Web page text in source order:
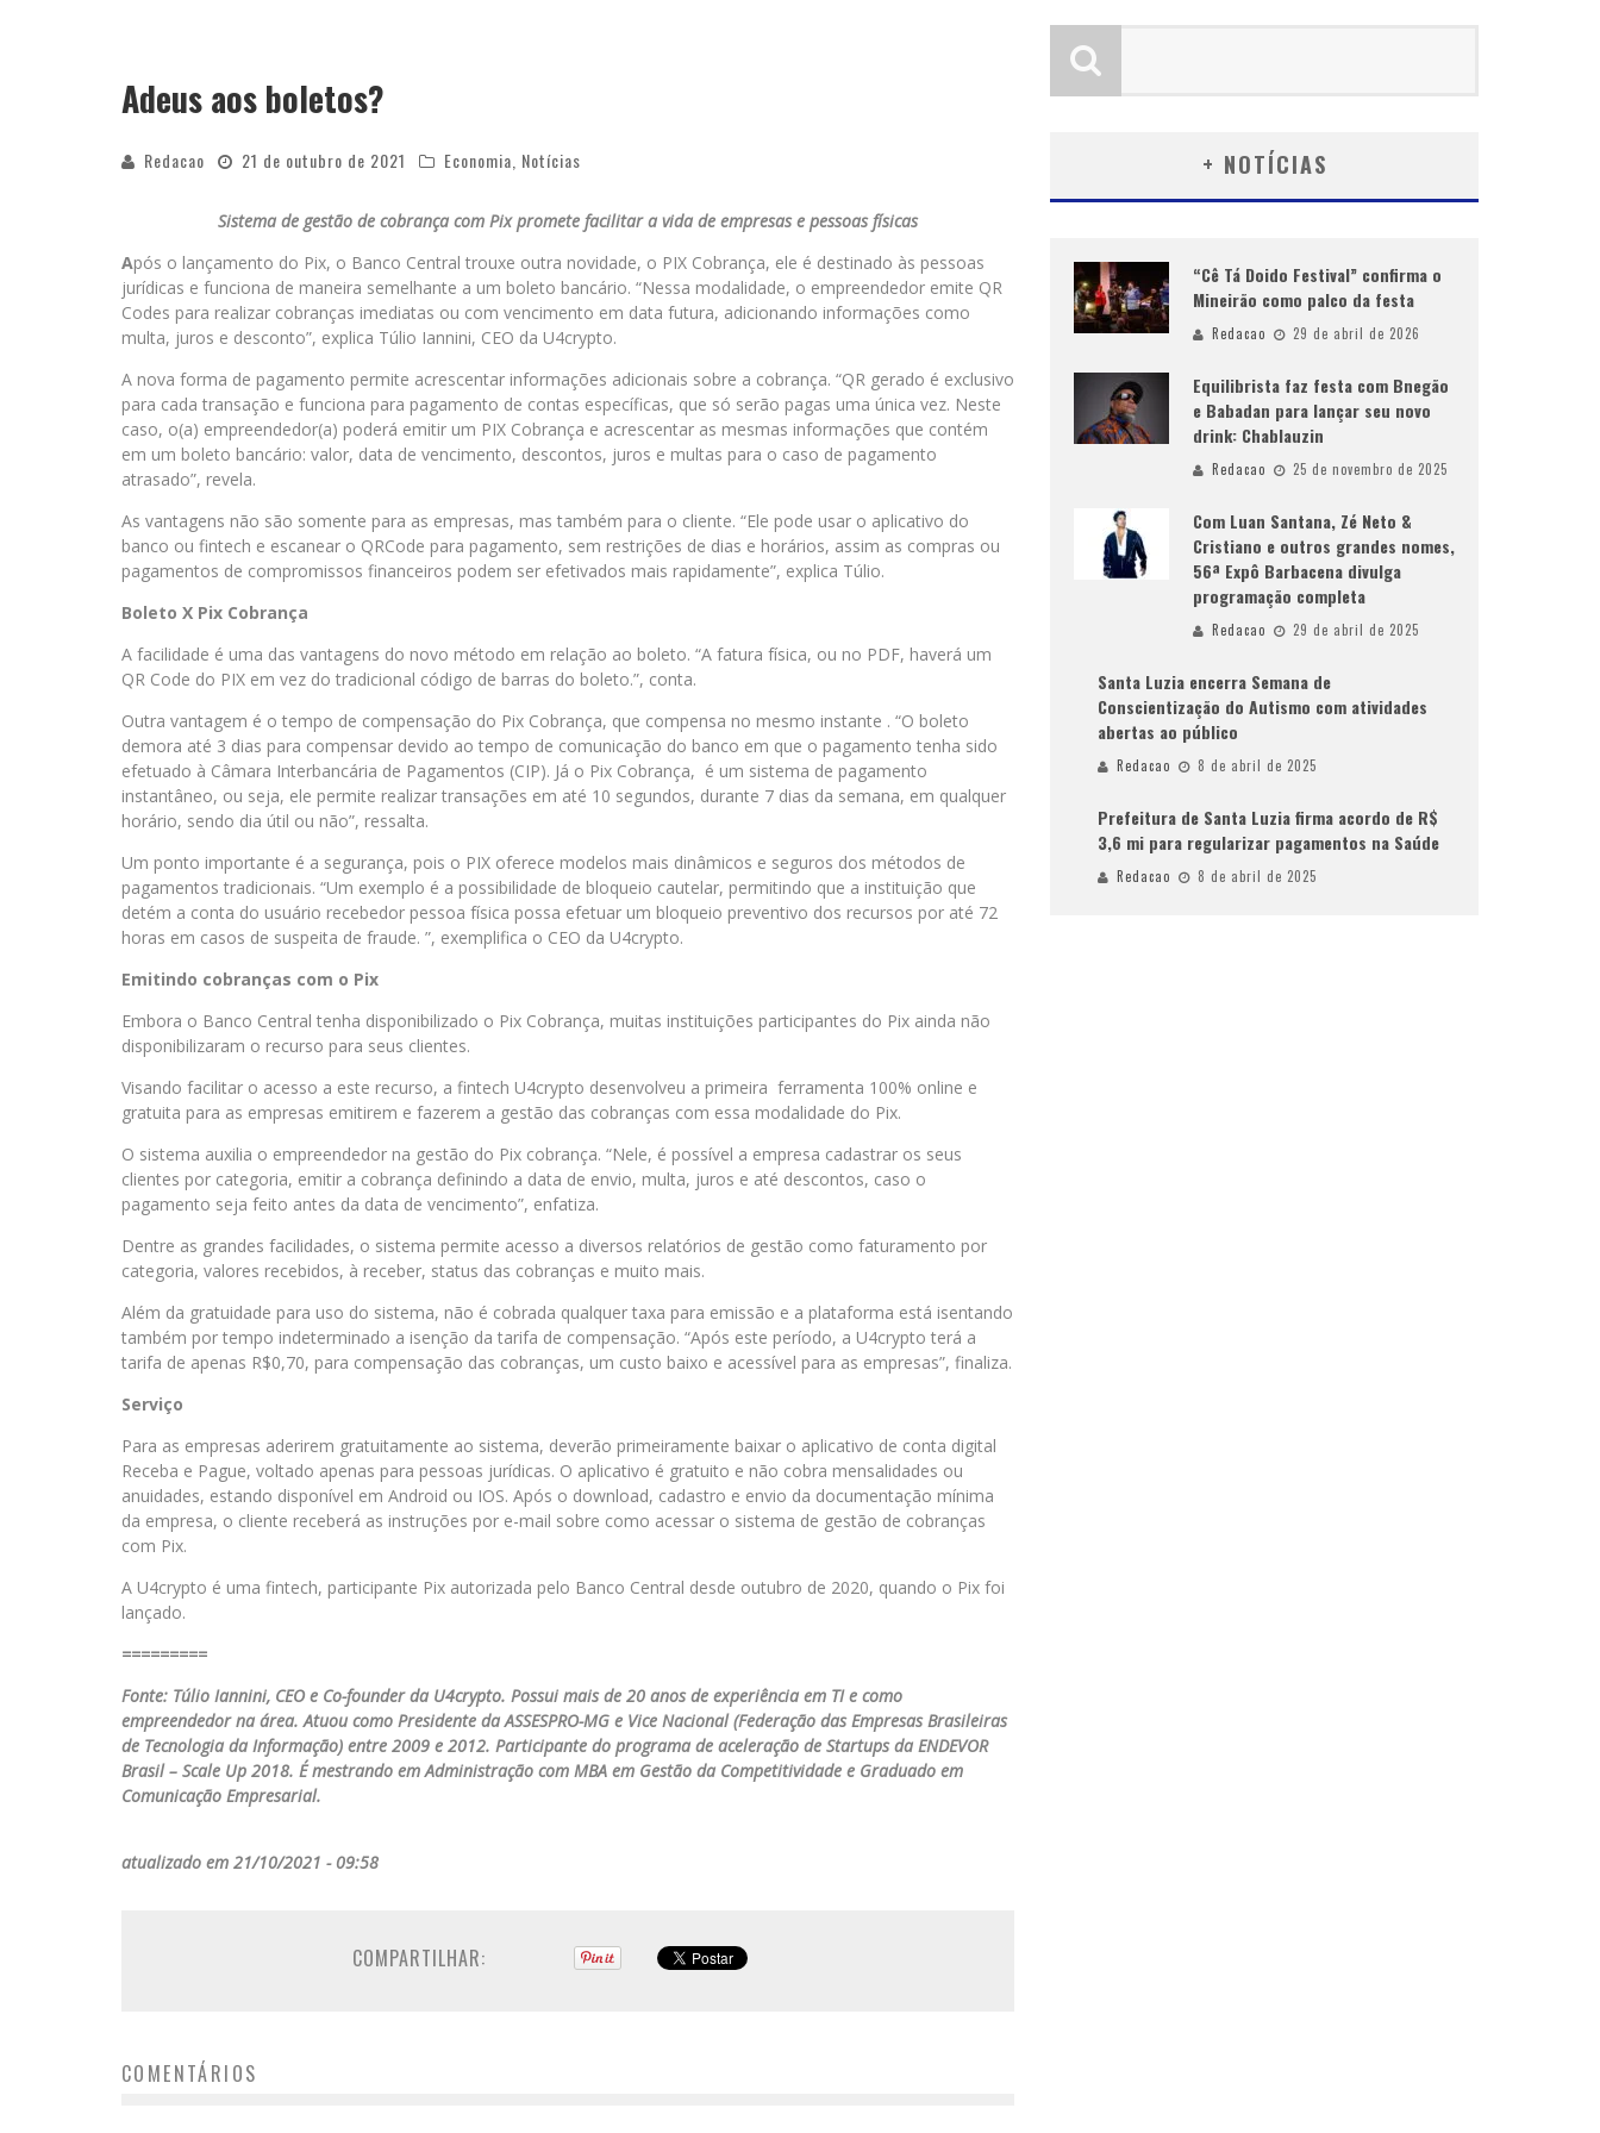
Adeus aos boletos?
Redacao 21 de outubro de 2021 Economia Notícias
Sistema de gestão de cobrança com Pix promete facilitar a vida de empresas e pessoas físicas
Após o lançamento do Pix, o Banco Central trouxe outra novidade, o PIX Cobrança, ele é destinado às pessoas
jurídicas e funciona de maneira semelhante a um boleto bancário. “Nessa modalidade, o empreendedor emite QR
Codes para realizar cobranças imediatas ou com vencimento em data futura, adicionando informações como
multa, juros e desconto”, explica Túlio Iannini, CEO da U4crypto.
A nova forma de pagamento permite acrescentar informações adicionais sobre a cobrança. “QR gerado é exclusivo
para cada transação e funciona para pagamento de contas específicas, que só serão pagas uma única vez. Neste
caso, o(a) empreendedor(a) poderá emitir um PIX Cobrança e acrescentar as mesmas informações que contém
em um boleto bancário: valor, data de vencimento, descontos, juros e multas para o caso de pagamento
atrasado”, revela.
As vantagens não são somente para as empresas, mas também para o cliente. “Ele pode usar o aplicativo do
banco ou fintech e escanear o QRCode para pagamento, sem restrições de dias e horários, assim as compras ou
pagamentos de compromissos financeiros podem ser efetivados mais rapidamente”, explica Túlio.
Boleto X Pix Cobrança
A facilidade é uma das vantagens do novo método em relação ao boleto. “A fatura física, ou no PDF, haverá um
QR Code do PIX em vez do tradicional código de barras do boleto.”, conta.
Outra vantagem é o tempo de compensação do Pix Cobrança, que compensa no mesmo instante . “O boleto
demora até 3 dias para compensar devido ao tempo de comunicação do banco em que o pagamento tenha sido
efetuado à Câmara Interbancária de Pagamentos (CIP). Já o Pix Cobrança, é um sistema de pagamento
instantâneo, ou seja, ele permite realizar transações em até 10 segundos, durante 7 dias da semana, em qualquer
horário, sendo dia útil ou não”, ressalta.
Um ponto importante é a segurança, pois o PIX oferece modelos mais dinâmicos e seguros dos métodos de
pagamentos tradicionais. “Um exemplo é a possibilidade de bloqueio cautelar, permitindo que a instituição que
detém a conta do usuário recebedor pessoa física possa efetuar um bloqueio preventivo dos recursos por até 72
horas em casos de suspeita de fraude. ”, exemplifica o CEO da U4crypto.
Emitindo cobranças com o Pix
Embora o Banco Central tenha disponibilizado o Pix Cobrança, muitas instituições participantes do Pix ainda não
disponibilizaram o recurso para seus clientes.
Visando facilitar o acesso a este recurso, a fintech U4crypto desenvolveu a primeira ferramenta 100% online e
gratuita para as empresas emitirem e fazerem a gestão das cobranças com essa modalidade do Pix.
O sistema auxilia o empreendedor na gestão do Pix cobrança. “Nele, é possível a empresa cadastrar os seus
clientes por categoria, emitir a cobrança definindo a data de envio, multa, juros e até descontos, caso o
pagamento seja feito antes da data de vencimento”, enfatiza.
Dentre as grandes facilidades, o sistema permite acesso a diversos relatórios de gestão como faturamento por
categoria, valores recebidos, à receber, status das cobranças e muito mais.
Além da gratuidade para uso do sistema, não é cobrada qualquer taxa para emissão e a plataforma está isentando
também por tempo indeterminado a isenção da tarifa de compensação. “Após este período, a U4crypto terá a
tarifa de apenas R$0,70, para compensação das cobranças, um custo baixo e acessível para as empresas”, finaliza.
Serviço
Para as empresas aderirem gratuitamente ao sistema, deverão primeiramente baixar o aplicativo de conta digital
Receba e Pague, voltado apenas para pessoas jurídicas. O aplicativo é gratuito e não cobra mensalidades ou
anuidades, estando disponível em Android ou IOS. Após o download, cadastro e envio da documentação mínima
da empresa, o cliente receberá as instruções por e-mail sobre como acessar o sistema de gestão de cobranças
com Pix.
A U4crypto é uma fintech, participante Pix autorizada pelo Banco Central desde outubro de 2020, quando o Pix foi
lançado.
=========
Fonte: Túlio Iannini, CEO e Co-founder da U4crypto. Possui mais de 20 anos de experiência em TI e como
empreendedor na área. Atuou como Presidente da ASSESPRO-MG e Vice Nacional (Federação das Empresas Brasileiras
de Tecnologia da Informação) entre 2009 e 2012. Participante do programa de aceleração de Startups da ENDEVOR
Brasil – Scale Up 2018. É mestrando em Administração com MBA em Gestão da Competitividade e Graduado em
Comunicação Empresarial.
atualizado em 21/10/2021 - 09:58
COMPARTILHAR:
COMENTÁRIOS
+ NOTÍCIAS
“Cê Tá Doido Festival” confirma o
Mineirão como palco da festa
Redacao 29 de abril de 2026
Equilibrista faz festa com Bnegão
e Babadan para lançar seu novo
drink: Chablauzin
Redacao 25 de novembro de 2025
Com Luan Santana, Zé Neto &
Cristiano e outros grandes nomes,
56ª Expô Barbacena divulga
programação completa
Redacao 29 de abril de 2025
Santa Luzia encerra Semana de
Conscientização do Autismo com atividades
abertas ao público
Redacao 8 de abril de 2025
Prefeitura de Santa Luzia firma acordo de R$
3,6 mi para regularizar pagamentos na Saúde
Redacao 8 de abril de 2025